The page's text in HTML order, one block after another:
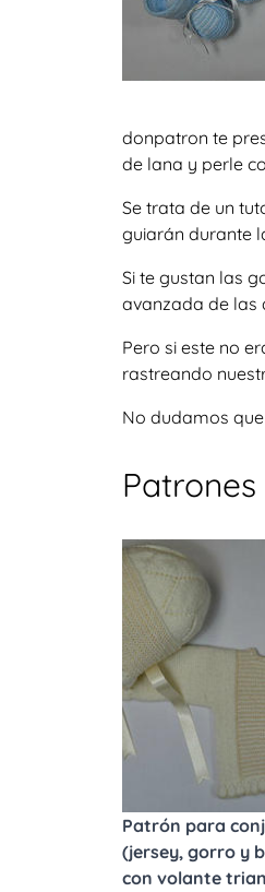
donpatron te
de lana y perle
Se trata de un
guiarán durante
Si te gustan las
avanzada de las
Pero si este no
rastreando
No dudamos
Patrón para
(jersey, gorro y
con volante